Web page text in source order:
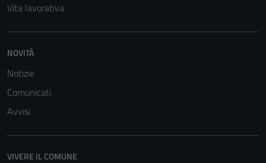
Vita lavorativa
NOVITÀ
Notizie
Comunicati
Avvisi
VIVERE IL COMUNE
anche per la